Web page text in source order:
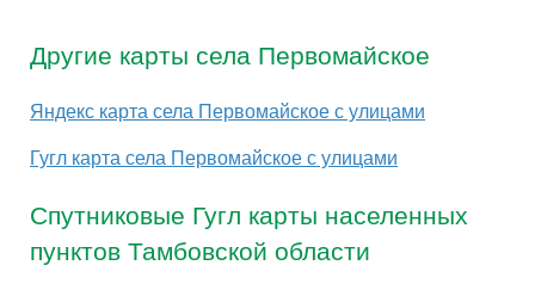
Другие карты села Первомайское
Яндекс карта села Первомайское с улицами
Гугл карта села Первомайское с улицами
Спутниковые Гугл карты населенных
пунктов Тамбовской области